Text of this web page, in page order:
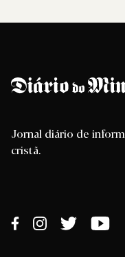
Jornal diário de
cristã.